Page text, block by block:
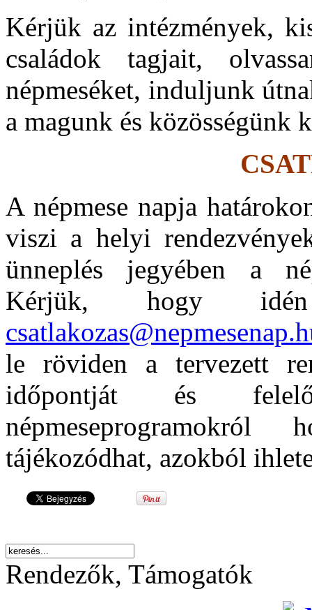
Kérjük az intézmények,
családok tagjait,
népmeséket, induljunk
a magunk és közösségünk
A népmese napja
viszi a helyi
ünneplés jegyében a
Kérjük, hogy
le röviden a tervezett
időpontját és
tájékozódhat, azokból
Rendezők, Támogatók